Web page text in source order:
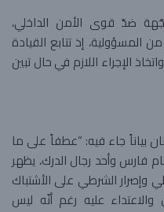
ضدّ قوى الأمن الداخلي،
إذ تتابع القيادة
الإجراء اللازم في حال تبين
بياناً جاء فيه: “عطفاً على ما
فارس وأحد رجال الدرك، يظهر
الشرطي على الأشتباك
عليه رغم أنّه ليس